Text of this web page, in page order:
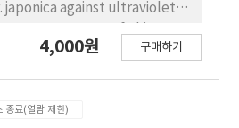
japonica against ultraviolet
(V79-4) cells with a total
extract was further
4,000원 구매하기
종료(열람 제한)